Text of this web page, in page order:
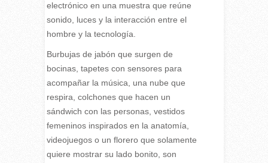
electrónico en una muestra que reúne
sonido, luces y la interacción entre el
hombre y la tecnología.
Burbujas de jabón que surgen de
bocinas, tapetes con sensores para
acompañar la música, una nube que
respira, colchones que hacen un
sándwich con las personas, vestidos
femeninos inspirados en la anatomía,
videojuegos o un florero que solamente
quiere mostrar su lado bonito, son